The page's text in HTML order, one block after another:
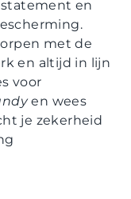
en
met de
en altijd in lijn
voor
en wees
je zekerheid